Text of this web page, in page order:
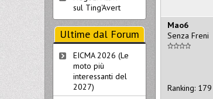
Mao6
Senza Freni
Ranking: 179
sul Ting'Avert
Ultime dal Forum
EICMA 2026 (Le
moto più
interessanti del
2027)